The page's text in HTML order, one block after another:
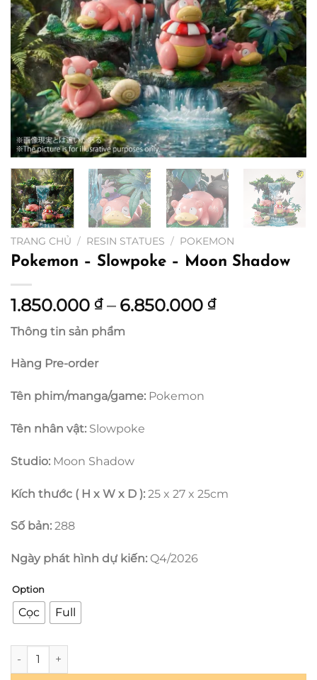
TRANG CHỦ / RESIN STATUES / POKEMON
Pokemon – Slowpoke – Moon Shadow
1.850.000 ₫ – 6.850.000 ₫Khoảng
Thông tin sản phẩm
Hàng Pre-order
Tên phim/manga/game: Pokemon
Tên nhân vật: Slowpoke
Studio: Moon Shadow
Kích thước ( H x W x D ): 25 x 27 x 25cm
Số bản: 288
Ngày phát hình dự kiến: Q4/2026
Option
Cọc Full
Pokemon - Slowpoke - Moon Shadow số lượng